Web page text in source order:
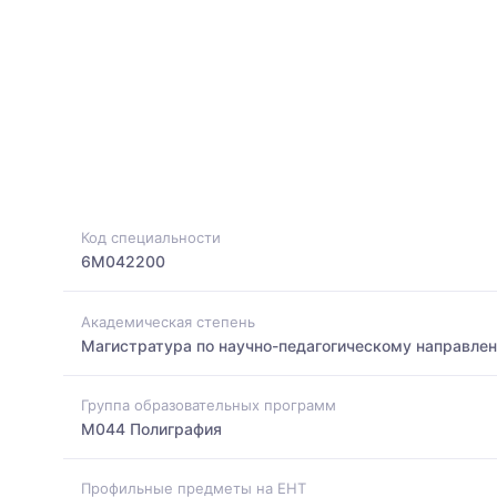
Код специальности
6M042200
Академическая степень
Магистратура по научно-педагогическому
Группа образовательных программ
M044 Полиграфия
Профильные предметы на ЕНТ